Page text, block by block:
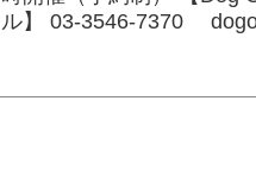
ル】 03-3546-7370